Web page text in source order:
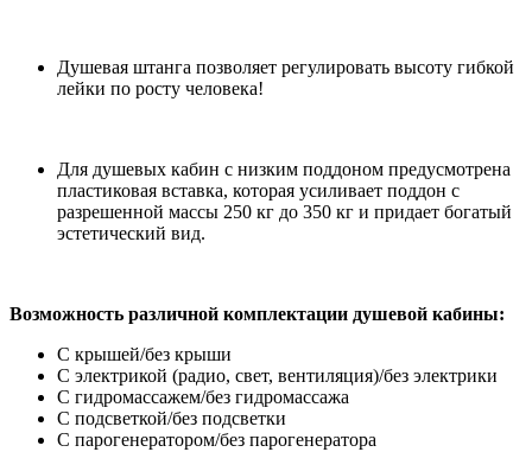
Душевая штанга позволяет регулировать высоту гибкой
лейки по росту человека!
Для душевых кабин с низким поддоном предусмотрена
пластиковая вставка, которая усиливает поддон с
разрешенной массы 250 кг до 350 кг и придает богатый
эстетический вид.
Возможность различной комплектации душевой кабины:
С крышей/без крыши
С электрикой (радио, свет, вентиляция)/без электрики
С гидромассажем/без гидромассажа
С подсветкой/без подсветки
С парогенератором/без парогенератора